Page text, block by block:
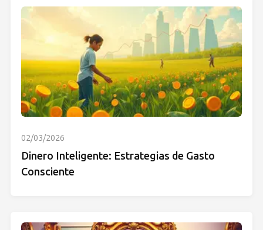
02/03/2026
Dinero Inteligente: Estrategias de Gasto
Consciente